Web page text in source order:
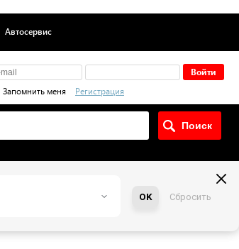
Автосервис
Запомнить меня Регистрация
OK Сбросить